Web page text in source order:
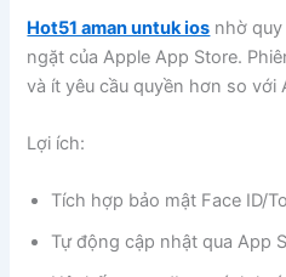
Hot51 aman untuk ios nhờ
ngặt của Apple App Store.
và ít yêu cầu quyền hơn so với
Lợi ích:
Tích hợp bảo mật Face ID/
Tự động cập nhật qua App